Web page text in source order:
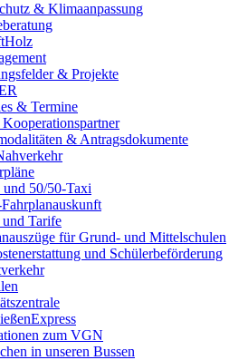
& Klimaanpassung
& Projekte
& Termine
& Antragsdokumente
und 50/50-Taxi
Tarife
für Grund- und Mittelschulen
und Schülerbeförderung
zum VGN
in unseren Bussen